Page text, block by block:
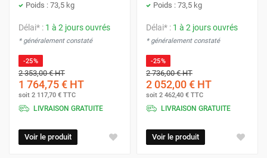
une alimentation stable et propre, idéale pour les appareils
électroniques sensibles. Les systèmes de gestion de
l'énergie sont optimisés pour une efficacité maximale et
une réduction des émissions polluantes.
Large gamme
Protoumat propose une large gamme de modèles pour
de carburant (essence, diesel, hybride), fonctionnalités
Poids : 73,5 kg
Délai* : 1 à 2 jours ouvrés
* généralement constaté
-25%
2 353,00 €HT
1 764,75 € HT
soit 2 117,70 € TTC
LIVRAISON GRATUITE
Voir le produit
Poids : 73,5 kg
Délai* : 1 à 2 jours ouvrés
* généralement constaté
-25%
2 736,00 €HT
2 052,00 € HT
soit 2 462,40 € TTC
LIVRAISON GRATUITE
Voir le produit